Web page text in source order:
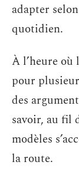
adapter
quotidien.
À l’heure où
pour
des
savoir, au fil
modèles
la route.